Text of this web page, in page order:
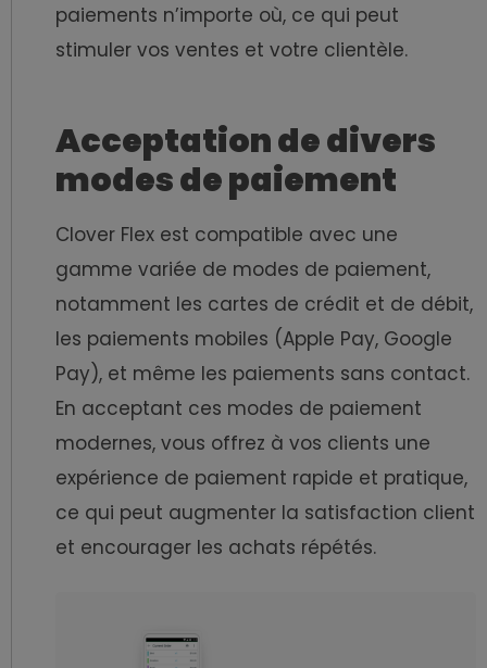
paiements n’importe où, ce qui peut
stimuler vos ventes et votre clientèle.
Acceptation de divers
modes de paiement
Clover Flex est compatible avec une
gamme variée de modes de paiement,
notamment les cartes de crédit et de débit,
les paiements mobiles (Apple Pay, Google
Pay), et même les paiements sans contact.
En acceptant ces modes de paiement
modernes, vous offrez à vos clients une
expérience de paiement rapide et pratique,
ce qui peut augmenter la satisfaction client
et encourager les achats répétés.